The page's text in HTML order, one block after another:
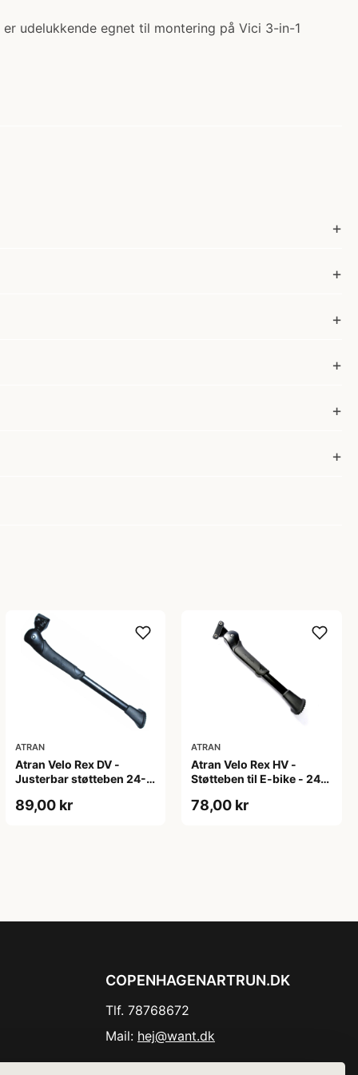
udelukkende egnet til montering på Vici 3-in-1
ATRAN
Atran Velo Rex DV -
Justerbar støtteben 24-
hulafstand
89,00 kr
ATRAN
Atran Velo Rex HV -
Støtteben til E-bike - 24-
78,00 kr
COPENHAGENARTRUN.DK
Tlf. 78768672
Mail: hej@want.dk